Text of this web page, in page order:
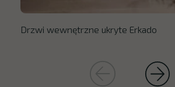
Drzwi wewnętrzne ukryte Erkado